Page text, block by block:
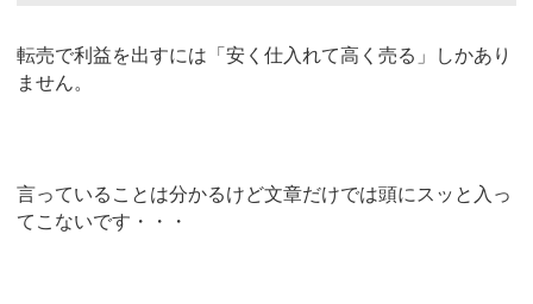
転売で利益を出すには「安く仕入れて高く売る」しかあり
ません。
言っていることは分かるけど文章だけでは頭にスッと入っ
てこないです・・・